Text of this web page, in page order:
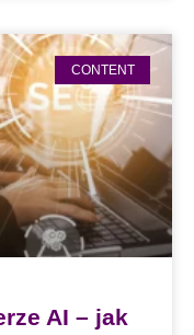
CONTENT
AI – jak